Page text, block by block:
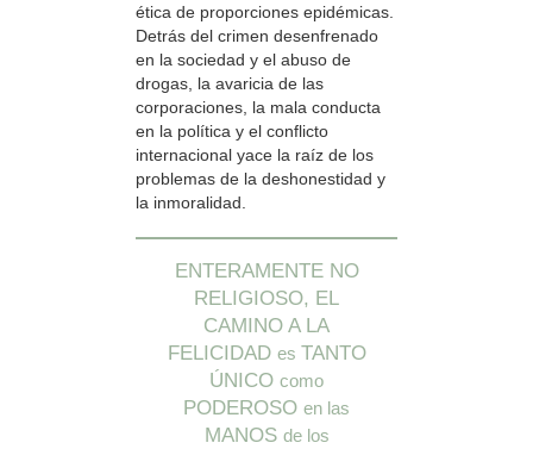
ética de proporciones epidémicas.
Detrás del crimen desenfrenado
en la sociedad y el abuso de
drogas, la avaricia de las
corporaciones, la mala conducta
en la política y el conflicto
internacional yace la raíz de los
problemas de la deshonestidad y
la inmoralidad.
ENTERAMENTE NO
RELIGIOSO, EL
CAMINO A LA
FELICIDAD es TANTO
ÚNICO como
PODEROSO en las
MANOS de los